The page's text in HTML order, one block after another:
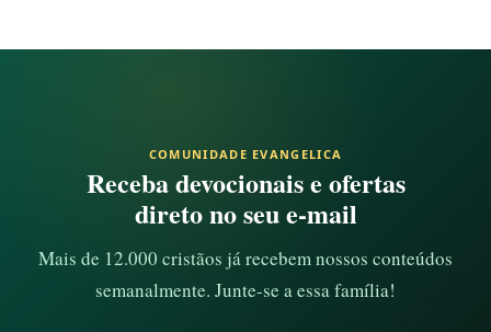
COMUNIDADE EVANGELICA
Receba devocionais e ofertas
direto no seu e-mail
Mais de 12.000 cristãos já recebem nossos conteúdos
semanalmente. Junte-se a essa família!